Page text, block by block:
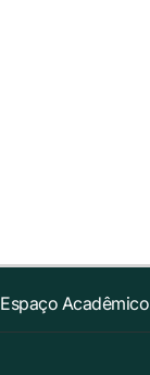
Espaço Acadêmico